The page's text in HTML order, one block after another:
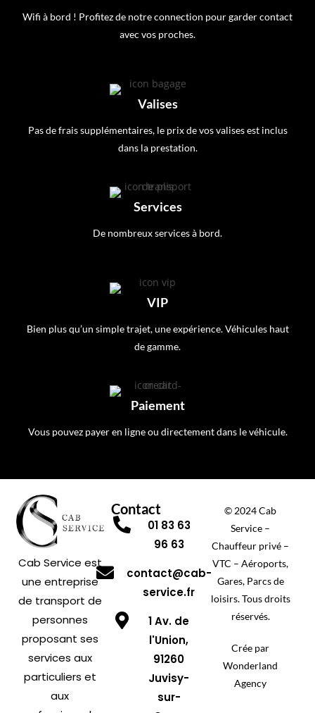
Wifi à bord ! Profitez de notre connection pour garder contact
avec vos proches.
Valises
Pas de frais supplémentaires, le prix de vos valises est inclus
dans la prestation.
Services
De nombreux services à bord.
VIP
Bien plus qu’un simple trajet, une expérience. Véhicules haut
de gamme.
Paiement
Vous pouvez payer en ligne ou directement dans le véhicule.
Cab Service est
une entreprise
de transport de
personnes
proposant ses
services aux
particuliers et
aux
Contact
01 83 63
96 63
contact@cab-
service.fr
1 Av. de
l'Union,
91260
Juvisy-
sur-
© 2024 Cab
Service –
Chauffeur privé –
VTC – Aéroports,
Gares, Parcs de
loisirs. Tous droits
réservés.
Crée par
Wonderland
Agency